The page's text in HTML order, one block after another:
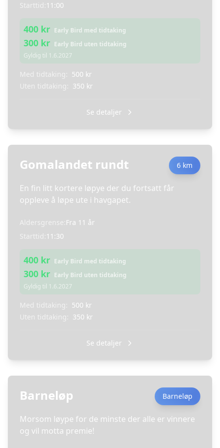
Starttid: 11:00
400 kr Early Bird med tidtaking
300 kr Early Bird uten tidtaking
Gyldig til 1.6.2027
Med tidtaking: 500 kr
Uten tidtaking:
350 kr
Se detaljer
Gomalandet rundt 6 km
En fin litt kortere løpye der du fortsatt får
oppleve å løpe ute i havgapet.
Aldersgrense: Fra 11 år
Starttid: 11:30
400 kr Early Bird med tidtaking
300 kr Early Bird uten tidtaking
Gyldig til 1.6.2027
Med tidtaking: 500 kr
Uten tidtaking:
350 kr
Se detaljer
Barneløp Barneløp
Morsom løype for de minste der alle er vinnere
og vil motta premie!